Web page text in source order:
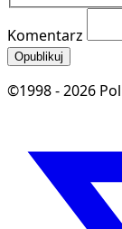
Komentarz
Opublikuj
©1998 - 2026